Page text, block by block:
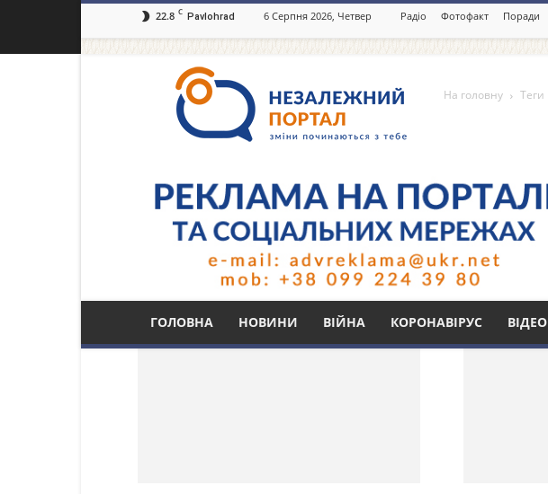
22.8 C Pavlohrad 6 Серпня 2026, Четвер Радіо Фотофакт Поради
портал
Павлоград.dp.ua
ГОЛОВНА НОВИНИ ВІЙНА КОРОНАВІРУС ВІДЕО
На головну Теги
Тег: спецтехніка